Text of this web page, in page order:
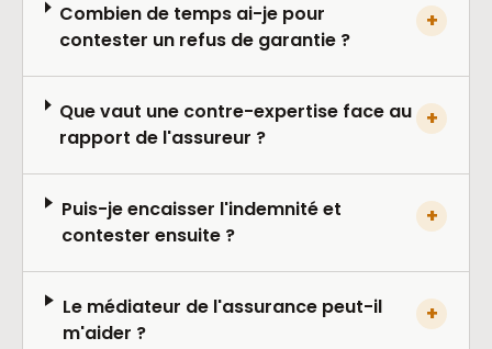
Combien de temps ai-je pour
contester un refus de garantie ?
+
Que vaut une contre-expertise face au
rapport de l'assureur ?
+
Puis-je encaisser l'indemnité et
contester ensuite ?
+
Le médiateur de l'assurance peut-il
m'aider ?
+